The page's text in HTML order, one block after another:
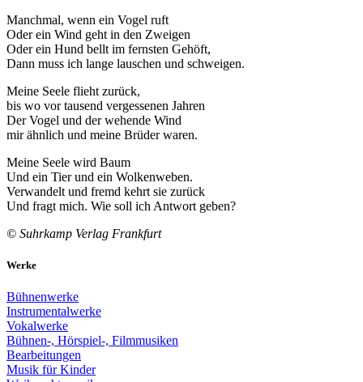
Manchmal, wenn ein Vogel ruft
Oder ein Wind geht in den Zweigen
Oder ein Hund bellt im fernsten Gehöft,
Dann muss ich lange lauschen und schweigen.
Meine Seele flieht zurück,
bis wo vor tausend vergessenen Jahren
Der Vogel und der wehende Wind
mir ähnlich und meine Brüder waren.
Meine Seele wird Baum
Und ein Tier und ein Wolkenweben.
Verwandelt und fremd kehrt sie zurück
Und fragt mich. Wie soll ich Antwort geben?
© Suhrkamp Verlag Frankfurt
Werke
Bühnenwerke
Instrumentalwerke
Vokalwerke
Bühnen-, Hörspiel-, Filmmusiken
Bearbeitungen
Musik für Kinder